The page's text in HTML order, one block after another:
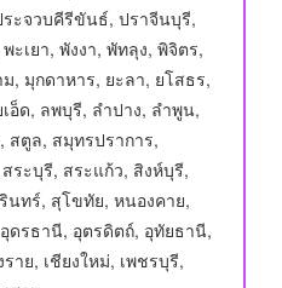
ะจวบคีรีขันธ์, ปราจีนบุรี,
เยา, พังงา, พัทลุง, พิจิตร,
, มุกดาหาร, ยะลา, ยโสธร,
อ็ด, ลพบุรี, ลำปาง, ลำพูน,
สตูล, สมุทรปราการ,
ระบุรี, สระแก้ว, สิงห์บุรี,
ทร์, สุโขทัย, หนองคาย,
ดรธานี, อุตรดิตถ์, อุทัยธานี,
าย, เชียงใหม่, เพชรบุรี,